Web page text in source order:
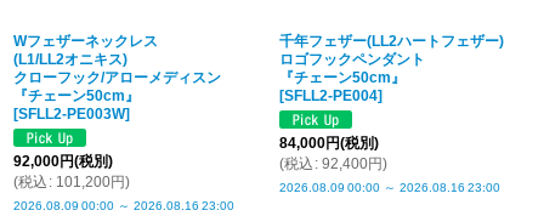
Wフェザーネックレス
(L1/LL2オニキス)
クローフック/アローメディスン
『チェーン50cm』
[SFLL2-PE003W]
92,000円(税別)
(税込 : 101,200円)
2026.08.09 00:00 ～ 2026.08.16 23:00
千年フェザー(LL2ハートフェザー)
ロゴフックペンダント
『チェーン50cm』
[SFLL2-PE004]
84,000円(税別)
(税込 : 92,400円)
2026.08.09 00:00 ～ 2026.08.16 23:00